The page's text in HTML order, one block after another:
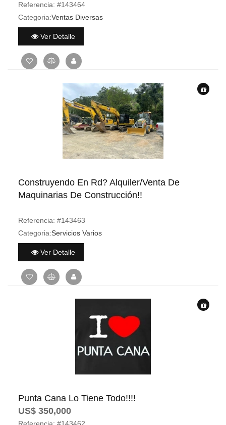
Referencia: #143464
Categoria:Ventas Diversas
Ver Detalle
Construyendo En Rd? Alquiler/Venta De
Maquinarias De Construcción!!
Referencia: #143463
Categoria:Servicios Varios
Ver Detalle
Punta Cana Lo Tiene Todo!!!!
US$ 350,000